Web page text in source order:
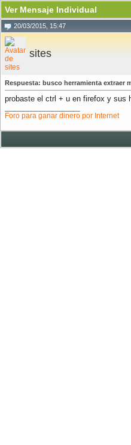
Ver Mensaje Individual
20/03/2015, 15:47
sites
Respuesta: busco herramienta extraer
probaste el ctrl + u en firefox y sus
Foro para ganar dinero por Internet